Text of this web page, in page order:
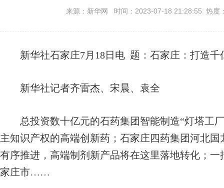
来源：新华网 时间：2023-07-18 21:28:55 热度
新华社石家庄7月18日电 题：石家庄：打造千
新华社记者齐雷杰、宋晨、袁全
总投资数十亿元的石药集团智能制造“灯塔工厂
主知识产权的高端创新药；石家庄四药集团河北
有序推进，高端制剂新产品将在这里落地转化；一
家庄市……